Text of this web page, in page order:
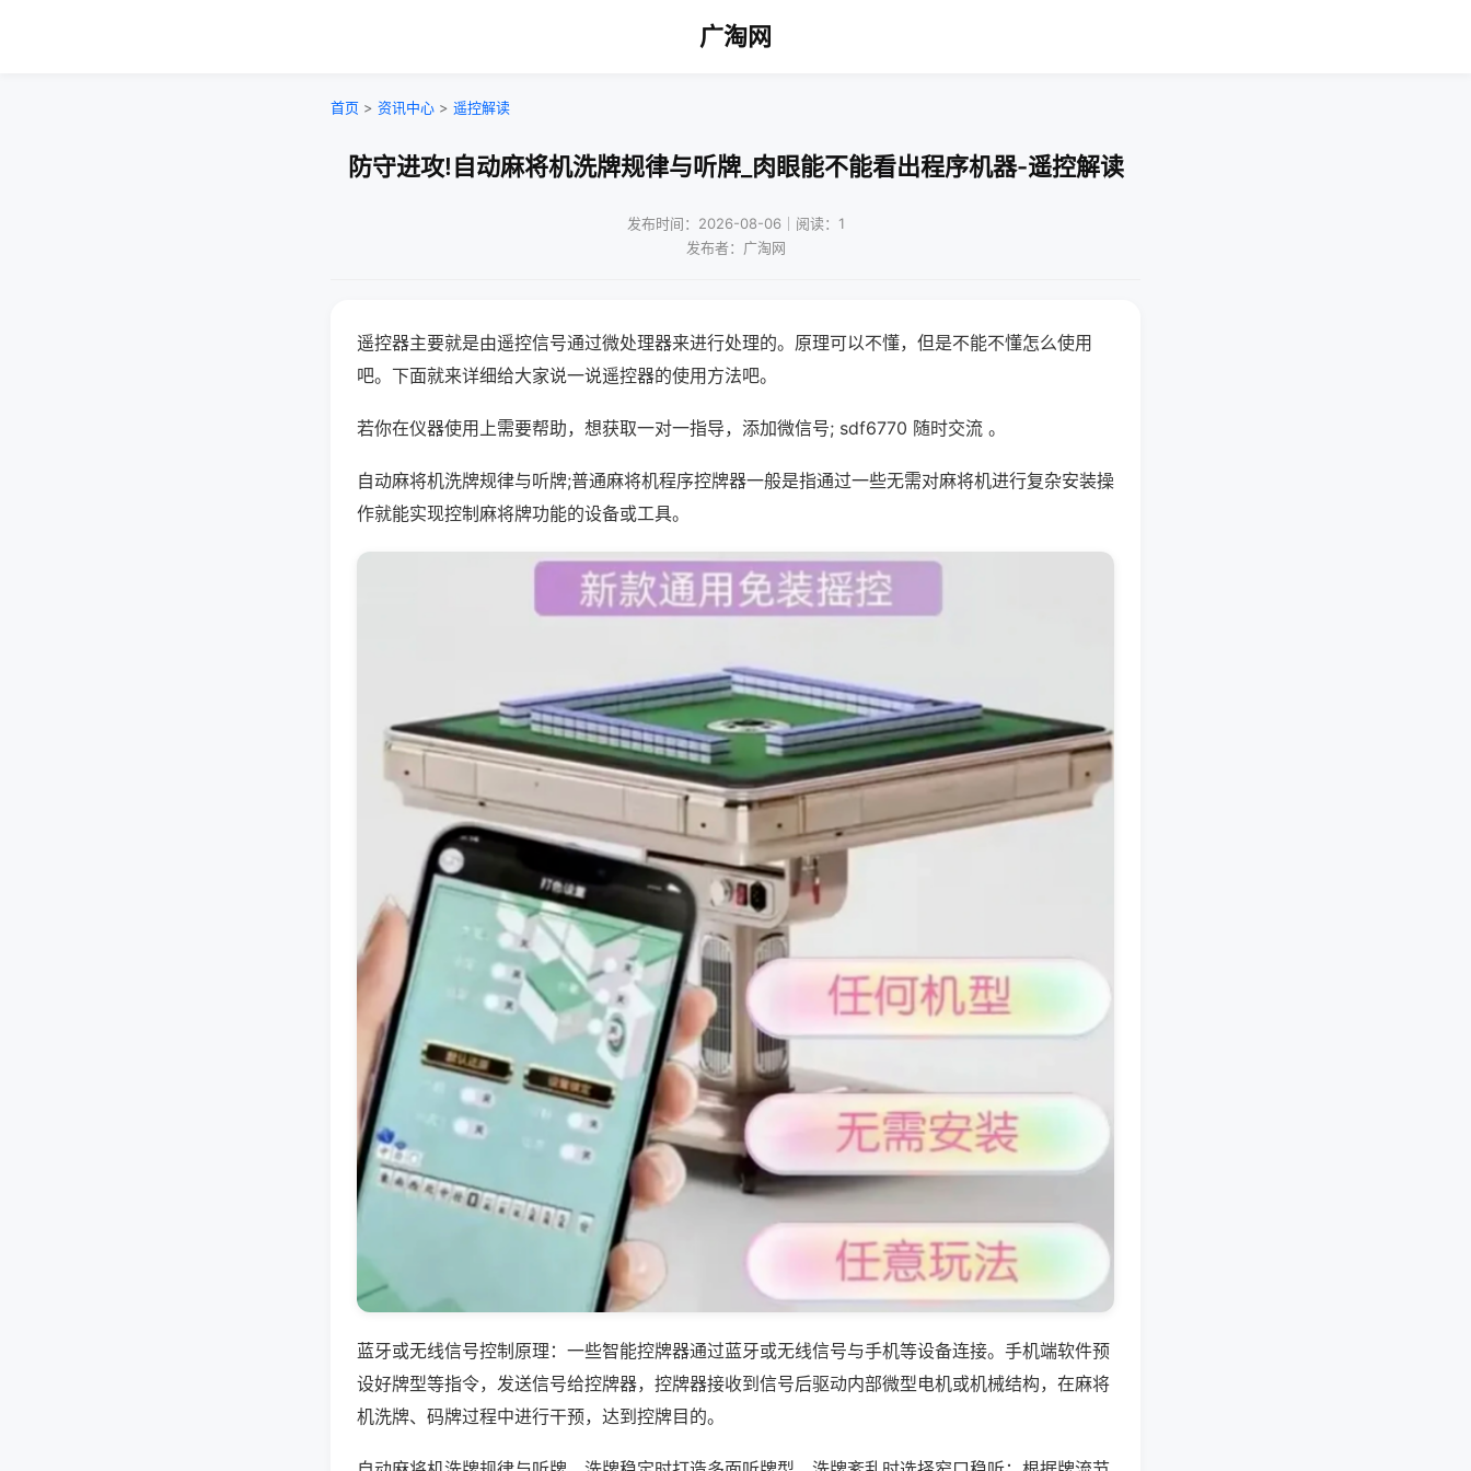
广淘网
首页 > 资讯中心 > 遥控解读
防守进攻!自动麻将机洗牌规律与听牌_肉眼能不能看出程序机器-遥控解读
发布时间：2026-08-06｜阅读：1
发布者：广淘网
遥控器主要就是由遥控信号通过微处理器来进行处理的。原理可以不懂，但是不能不懂怎么使用
吧。下面就来详细给大家说一说遥控器的使用方法吧。
若你在仪器使用上需要帮助，想获取一对一指导，添加微信号; sdf6770 随时交流 。
自动麻将机洗牌规律与听牌;普通麻将机程序控牌器一般是指通过一些无需对麻将机进行复杂安装操
作就能实现控制麻将牌功能的设备或工具。
蓝牙或无线信号控制原理：一些智能控牌器通过蓝牙或无线信号与手机等设备连接。手机端软件预
设好牌型等指令，发送信号给控牌器，控牌器接收到信号后驱动内部微型电机或机械结构，在麻将
机洗牌、码牌过程中进行干预，达到控牌目的。